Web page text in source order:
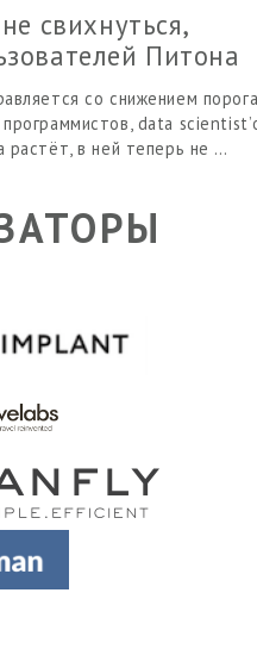
свихнуться,
Питона
со снижением
data
в ней теперь не …